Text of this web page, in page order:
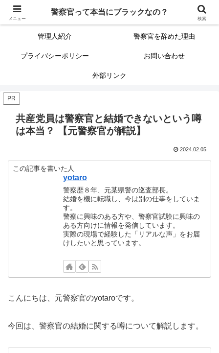
警察官って本当にブラックなの？ サイトマップ（記事一覧）
管理人紹介 警察官を辞めた理由
プライバシーポリシー お問い合わせ
外部リンク
PR
共産党員は警察官と結婚できないという噂
は本当？ 【元警察官が解説】
2024.02.05
この記事を書いた人
yotaro
警察歴８年、元某県警の巡査部長。
結婚を機に転職し、今は別の仕事をしていま
す。
警察に興味のある方や、警察官試験に興味の
ある方向けに情報を発信しています。
実際の現場で経験した「リアルな声」をお届
けしたいと思っています。
こんにちは、元警察官のyotaroです。
今回は、警察官の結婚に関する噂について解説します。
メニュー
警察官って本当にブラックなの？
検索